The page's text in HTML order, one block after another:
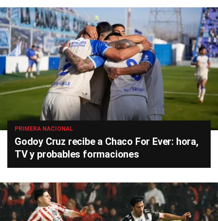
PRIMERA NACIONAL
Godoy Cruz recibe a Chaco For Ever: hora,
TV y probables formaciones